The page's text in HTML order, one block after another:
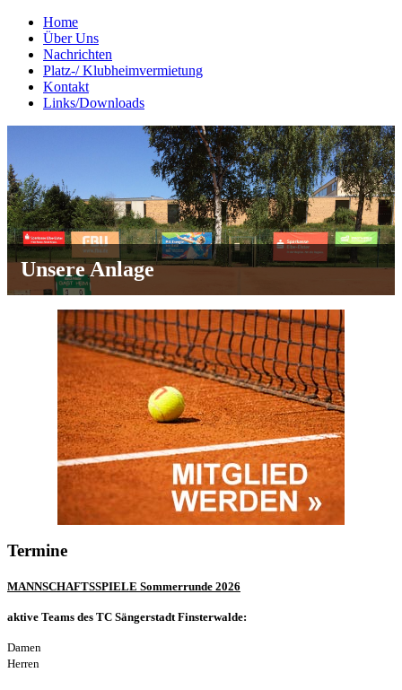
Home
Über Uns
Nachrichten
Platz-/ Klubheimvermietung
Kontakt
Links/Downloads
Unsere Anlage
Termine
MANNSCHAFTSSPIELE Sommerrunde 2026
aktive Teams des TC Sängerstadt Finsterwalde:
Damen
Herren